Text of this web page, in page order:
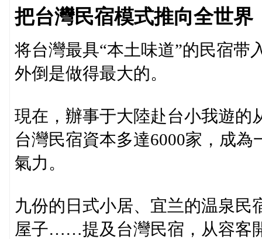
把台灣民宿模式推向全世界
将台灣最具“本土味道”的民宿带
外倒是做得最大的。
現在，辦事于大陸赴台小我遊的
台灣民宿資本多達6000家，成
氣力。
九份的日式小居、宜兰的温泉民
屋子……提及台灣民宿，从容客